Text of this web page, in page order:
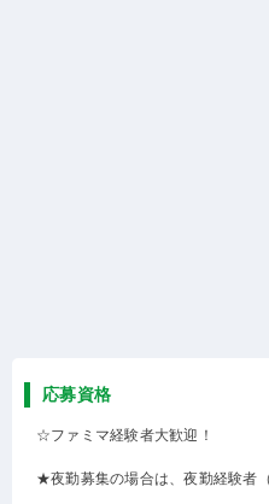
応募資格
☆ファミマ経験者大歓迎！
★夜勤募集の場合は、夜勤経験者